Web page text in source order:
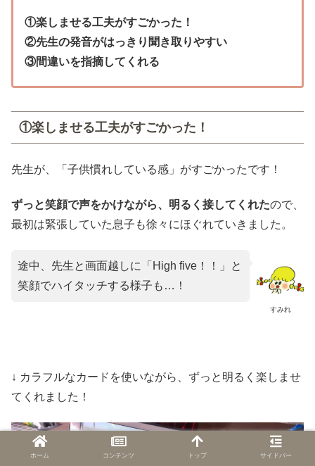
①楽しませる工夫がすごかった！
②先生の発音がはっきり聞き取りやすい
③間違いを指摘してくれる
①楽しませる工夫がすごかった！
先生が、「子供慣れしている感」がすごかったです！
ずっと笑顔で声をかけながら、明るく接してくれたので、
最初は緊張していた息子も徐々にほぐれていきました。
すみれ
途中、先生と画面越しに「High five！！」と
笑顔でハイタッチする様子も…！
↓ カラフルなカードを使いながら、ずっと明るく楽しませ
てくれました！
ホーム コンテンツ トップ サイドバー